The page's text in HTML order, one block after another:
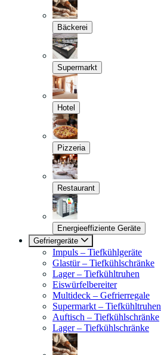
Bäckerei
Supermarkt
Hotel
Pizzeria
Restaurant
Energieeffiziente Geräte
Gefriergeräte
Impuls – Tiefkühlgeräte
Glastür – Tiefkühlschränke
Lager – Tiefkühltruhen
Eiswürfelbereiter
Multideck – Gefrierregale
Supermarkt – Tiefkühltruhen
Auftisch – Tiefkühlschränke
Lager – Tiefkühlschränke